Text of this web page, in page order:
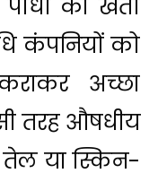
पौधों की खेती
कंपनियों को
अच्छा
तरह औषधीय
तेल या स्किन-